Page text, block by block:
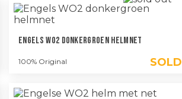
Engels WO2 Donkergroen Helmnet
100% Original SOLD